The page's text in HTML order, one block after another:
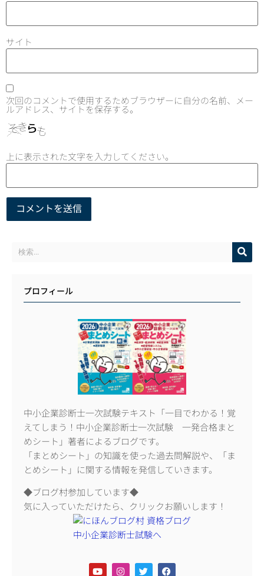
サイト
次回のコメントで使用するためブラウザーに自分の名前、メー
ルアドレス、サイトを保存する。
上に表示された文字を入力してください。
プロフィール
中小企業診断士一次試験テキスト「一目でわかる！覚
えてしまう！中小企業診断士一次試験 一発合格まと
めシート」著者によるブログです。
「まとめシート」の知識を使った過去問解説や、「ま
とめシート」に関する情報を発信していきます。
◆ブログ村参加しています◆
気に入っていただけたら、クリックお願いします！